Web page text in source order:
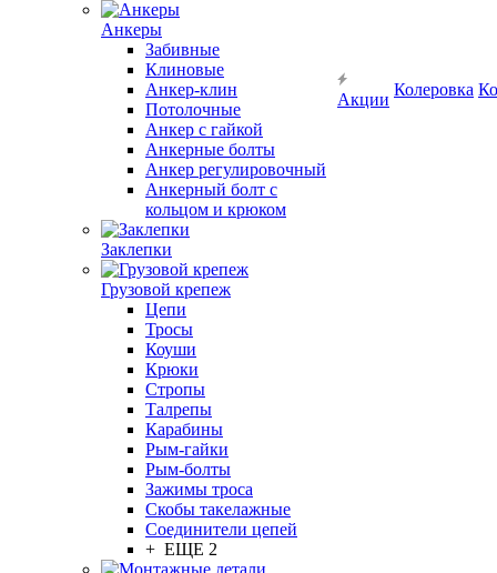
Анкеры
Забивные
Клиновые
Анкер-клин
Потолочные
Анкер с гайкой
Анкерные болты
Анкер регулировочный
Анкерный болт с
кольцом и крюком
Заклепки
Грузовой крепеж
Цепи
Тросы
Коуши
Крюки
Стропы
Талрепы
Карабины
Рым-гайки
Рым-болты
Зажимы троса
Скобы такелажные
Соединители цепей
+ ЕЩЕ 2
Акции
Колеровка